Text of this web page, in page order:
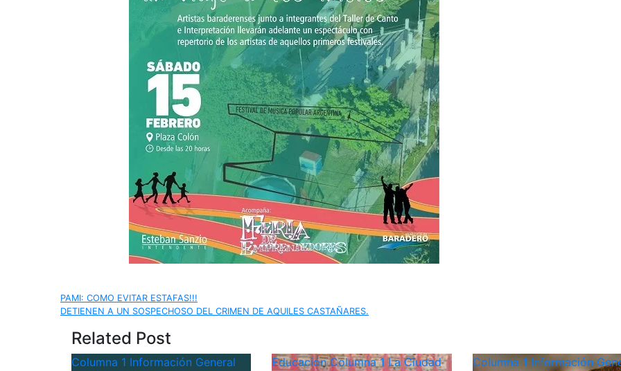
Navegación
de
entradas
PAMI: COMO EVITAR ESTAFAS!!!
DETIENEN A UN SOSPECHOSO DEL CRIMEN DE AQUILES CASTAÑARES.
Related Post
Columna 1 Información General
EducaciónColumna 1 La Ciudad
Columna 1 Información